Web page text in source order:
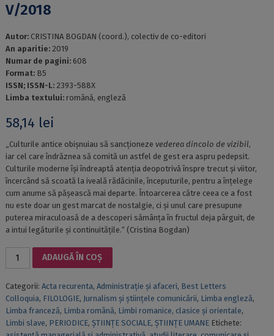
V/2018
Autor: CRISTINA BOGDAN (coord.), colectiv de co-editori
An aparitie: 2019
Numar de pagini: 608
Format: B5
ISSN; ISSN-L: 2393-588X
Limba textului: română, engleză
58,14 lei
„Culturile antice obișnuiau să sancționeze vederea dincolo de vizibil,
iar cel care îndrăznea să comită un astfel de gest era aspru pedepsit.
Culturile moderne își îndreaptă atenția deopotrivă înspre trecut și viitor,
încercând să scoată la iveală rădăcinile, începuturile, pentru a înțelege
cum anume să pășească mai departe. Întoarcerea către ceea ce a fost
nu este doar un gest marcat de nostalgie, ci și unul care presupune
puterea miraculoasă de a descoperi sămânța în fructul deja pârguit, de
a intui legăturile și continuitățile.ˮ (Cristina Bogdan)
LETTERS
COLLOQUIA.
COLOCVIILE
STUDENŢEŞTI
ADAUGĂ ÎN COȘ
Categorii: Acta recurenta, Administrație și afaceri, Best Letters
Colloquia, FILOLOGIE, Jurnalism și științele comunicării, Limba engleză,
Limba franceză, Limba română, Limbi romanice, clasice și orientale,
Limbi slave, PERIODICE, ȘTIINȚE SOCIALE, ȘTIINȚE UMANE Etichete: